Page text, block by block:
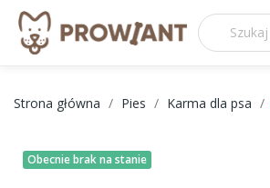
Strona główna Pies Karma dla psa
Obecnie brak na stanie